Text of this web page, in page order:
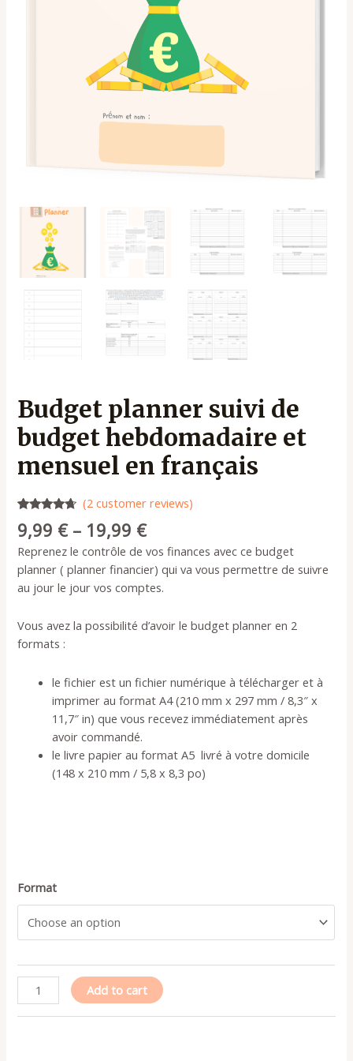
Budget planner suivi de
budget hebdomadaire et
mensuel en français
out of 5
based on
customer
ratings
(2 customer reviews)
9,99 €– 19,99 €
Reprenez le contrôle de vos finances avec ce budget
planner ( planner financier) qui va vous permettre de suivre
au jour le jour vos comptes.
Vous avez la possibilité d’avoir le budget planner en 2
formats :
le fichier est un fichier numérique à télécharger et à
imprimer au format A4 (210 mm x 297 mm / 8,3″ x
11,7″ in) que vous recevez immédiatement après
avoir commandé.
le livre papier au format A5 livré à votre domicile
(148 x 210 mm / 5,8 x 8,3 po)
Format
Budget
planner
suivi
Add to cart